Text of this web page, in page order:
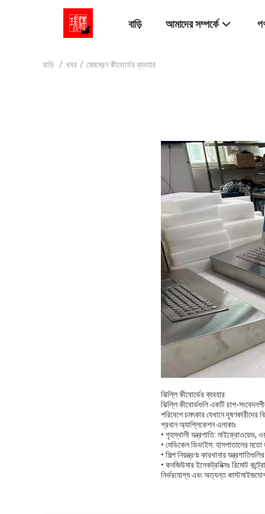
বাড়ি আমাদের সম্পর্কে
বাড়ি / খবর / মেমব্রেন কীবোর্ডের ব্যবহার
ঝিল্লি কীবোর্ডের ব্যবহার
ঝিল্লি কীবোর্ডগুলি একটি চাপ-
পরিবেশে চমৎকার যেখানে দূষণকারীদের
প্রধান অ্যাপ্লিকেশন এলাকাঃ
• গৃহস্থালী যন্ত্রপাতি: মাইক্রোওয়েভ,
• মেডিকেল ডিভাইস: হাসপাতালের
• শিল্প নিয়ন্ত্রণঃ কারখানার
• কনজিউমার ইলেকট্রনিক্সঃ রিমোট
নির্ভরযোগ্য এবং অত্যন্ত